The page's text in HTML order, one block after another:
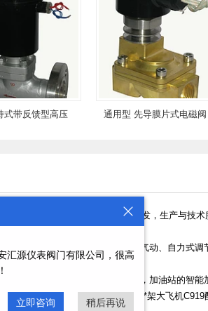
馈型高压
通用型 先导膜片式电磁阀
制成立于1994年初。是一家集研发，生产与技
磁阀，电动快速启闭阀，电动、气动、自力式
身定制非标阀门。
业。如油田的计量配比控制系统，加油站的智能
，运载火箭姿态控制系统，国产**架大飞机
汇源仪表阀门有限公司，很高
立即咨询 稍后再说